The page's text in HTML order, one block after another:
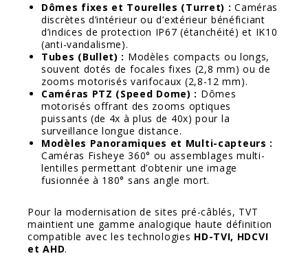
Dômes fixes et Tourelles (Turret) : Caméras
discrètes d’intérieur ou d’extérieur bénéficiant
d’indices de protection IP67 (étanchéité) et IK10
(anti-vandalisme).
Tubes (Bullet) : Modèles compacts ou longs,
souvent dotés de focales fixes (2,8 mm) ou de
zooms motorisés varifocaux (2,8-12 mm).
Caméras PTZ (Speed Dome) : Dômes
motorisés offrant des zooms optiques
puissants (de 4x à plus de 40x) pour la
surveillance longue distance.
Modèles Panoramiques et Multi-capteurs :
Caméras Fisheye 360° ou assemblages multi-
lentilles permettant d’obtenir une image
fusionnée à 180° sans angle mort.
Pour la modernisation de sites pré-câblés, TVT
maintient une gamme analogique haute définition
compatible avec les technologies HD-TVI, HDCVI
et AHD.